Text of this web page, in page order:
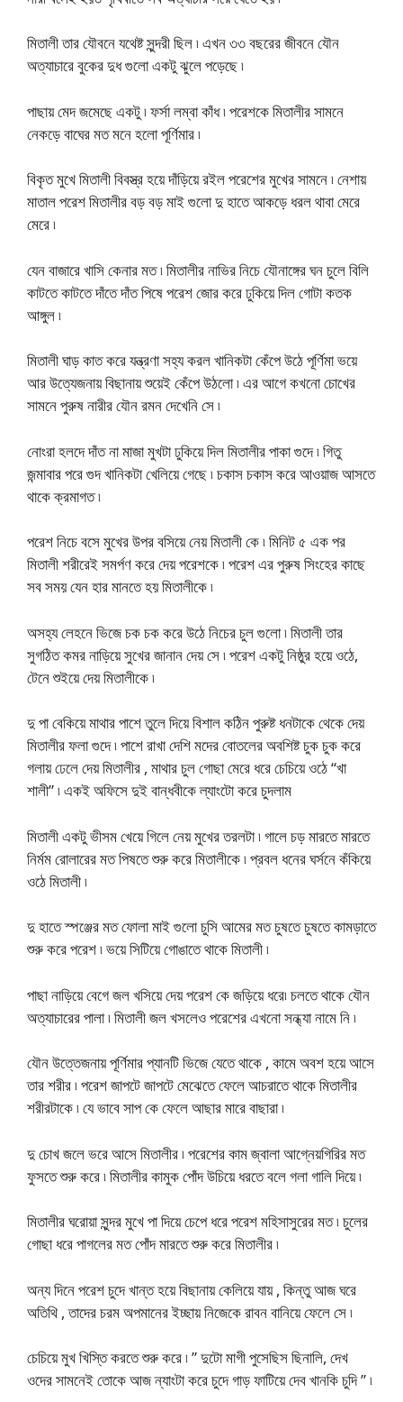
মিতালী তার যৌবনে যথেষ্ট সুন্দরী ছিল ৷ এখন ৩৩ বছরের জীবনে যৌন
অত্যাচারে বুকের দুধ গুলো একটু ঝুলে পড়েছে ৷
পাছায় মেদ জমেছে একটু ৷ ফর্সা লম্বা কাঁধ ৷ পরেশকে মিতালীর সামনে
নেকড়ে বাঘের মত মনে হলো পূর্ণিমার ৷
বিকৃত মুখে মিতালী বিবস্ত্র হয়ে দাঁড়িয়ে রইল পরেশের মুখের সামনে ৷ নেশায়
মাতাল পরেশ মিতালীর বড় বড় মাই গুলো দু হাতে আকড়ে ধরল থাবা মেরে
মেরে ৷
যেন বাজারে খাসি কেনার মত ৷ মিতালীর নাভির নিচে যৌনাঙ্গের ঘন চুলে বিলি
কাটতে কাটতে দাঁতে দাঁত পিষে পরেশ জোর করে ঢুকিয়ে দিল গোটা কতক
আঙ্গুল ৷
মিতালী ঘাড় কাত করে যন্ত্রণা সহ্য করল খানিকটা কেঁপে উঠে পূর্ণিমা ভয়ে
আর উত্যেজনায় বিছানায় শুয়েই কেঁপে উঠলো ৷ এর আগে কখনো চোখের
সামনে পুরুষ নারীর যৌন রমন দেখেনি সে ৷
নোংরা হলদে দাঁত না মাজা মুখটা ঢুকিয়ে দিল মিতালীর পাকা গুদে ৷ গিতু
জন্মাবার পরে গুদ খানিকটা খেলিয়ে গেছে ৷ চকাস চকাস করে আওয়াজ আসতে
থাকে ক্রমাগত ৷
পরেশ নিচে বসে মুখের উপর বসিয়ে নেয় মিতালী কে ৷ মিনিট ৫ এক পর
মিতালী শরীরেই সমর্পণ করে দেয় পরেশকে ৷ পরেশ এর পুরুষ সিংহের কাছে
সব সময় যেন হার মানতে হয় মিতালীকে ৷
অসহ্য লেহনে ভিজে চক চক করে উঠে নিচের চুল গুলো ৷ মিতালী তার
সুগঠিত কমর নাড়িয়ে সুখের জানান দেয় সে ৷ পরেশ একটু নিষ্ঠুর হয়ে ওঠে,
টেনে শুইয়ে দেয় মিতালীকে ৷
দু পা বেকিয়ে মাথার পাশে তুলে দিয়ে বিশাল কঠিন পুরুষ্ট ধনটাকে থেকে দেয়
মিতালীর ফলা গুদে ৷ পাশে রাখা দেশি মদের বোতলের অবশিষ্ট চুক চুক করে
গলায় ঢেলে দেয় মিতালীর , মাথার চুল গোছা মেরে ধরে চেচিয়ে ওঠে “খা
শালী” ৷ একই অফিসে দুই বান্ধবীকে ল্যাংটো করে চুদলাম
মিতালী একটু ভীসম খেয়ে গিলে নেয় মুখের তরলটা ৷ গালে চড় মারতে মারতে
নির্মম রোলারের মত পিষতে শুরু করে মিতালীকে ৷ প্রবল ধনের ঘর্সনে কঁকিয়ে
ওঠে মিতালী ৷
দু হাতে স্পঞ্জের মত ফোলা মাই গুলো চুসি আমের মত চুষতে চুষতে কামড়াতে
শুরু করে পরেশ ৷ ভয়ে সিটিয়ে গোঙাতে থাকে মিতালী ৷
পাছা নাড়িয়ে বেগে জল খসিয়ে দেয় পরেশ কে জড়িয়ে ধরে৷ চলতে থাকে যৌন
অত্যাচারের পালা ৷ মিতালী জল খসলেও পরেশের এখনো সন্ধ্যা নামে নি ৷
যৌন উত্তেজনায় পূর্ণিমার প্যানটি ভিজে যেতে থাকে , কামে অবশ হয়ে আসে
তার শরীর ৷ পরেশ জাপটে জাপটে মেঝেতে ফেলে আচরাতে থাকে মিতালীর
শরীরটাকে ৷ যে ভাবে সাপ কে ফেলে আছার মারে বাছারা ৷
দু চোখ জলে ভরে আসে মিতালীর ৷ পরেশের কাম জ্বালা আগ্নেয়গিরির মত
ফুসতে শুরু করে ৷ মিতালীর কামুক পোঁদ উচিয়ে ধরতে বলে গলা গালি দিয়ে ৷
মিতালীর ঘরোয়া সুন্দর মুখে পা দিয়ে চেপে ধরে পরেশ মহিসাসুরের মত ৷ চুলের
গোছা ধরে পাগলের মত পোঁদ মারতে শুরু করে মিতালীর ৷
অন্য দিনে পরেশ চুদে খান্ত হয়ে বিছানায় কেলিয়ে যায় , কিন্তু আজ ঘরে
অতিথি , তাদের চরম অপমানের ইচ্ছায় নিজেকে রাবন বানিয়ে ফেলে সে ৷
চেচিয়ে মুখ খিস্তি করতে শুরু করে ৷ ” দুটো মাগী পুসেছিস ছিনালি, দেখ
ওদের সামনেই তোকে আজ ন্যাংটা করে চুদে গাড় ফাটিয়ে দেব খানকি চুদি ” ৷